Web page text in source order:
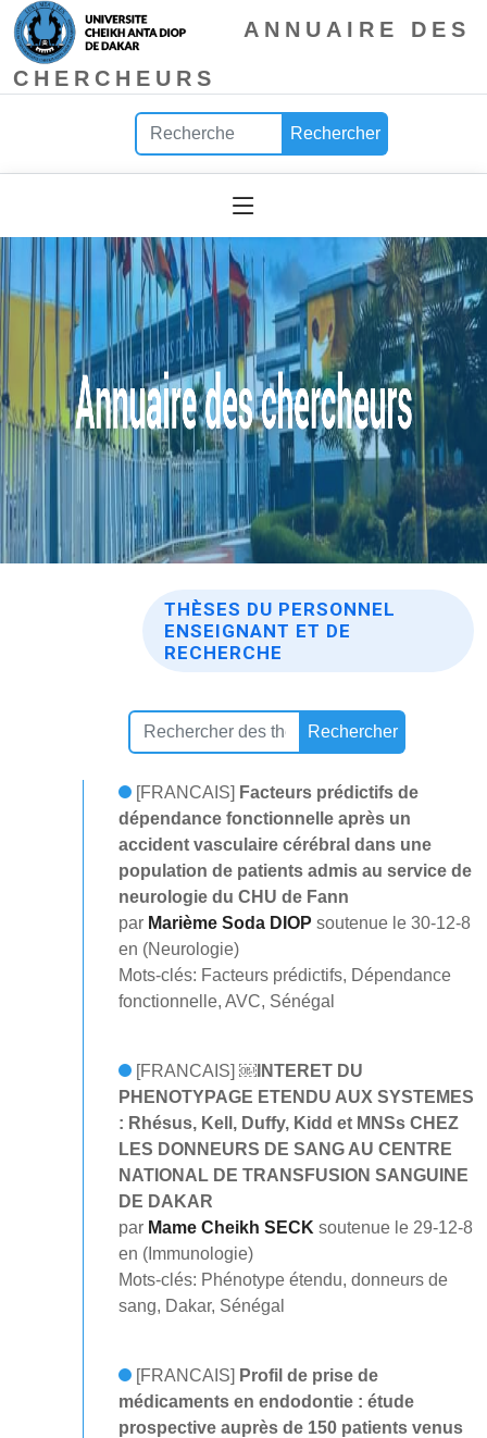
ANNUAIRE DES
CHERCHEURS
Rechercher
THÈSES DU PERSONNEL
ENSEIGNANT ET DE
RECHERCHE
Rechercher
[FRANCAIS] Facteurs prédictifs de
dépendance fonctionnelle après un
accident vasculaire cérébral dans une
population de patients admis au service de
neurologie du CHU de Fann
par Marième Soda DIOP soutenue le 30-12-8
en (Neurologie)
Mots-clés: Facteurs prédictifs, Dépendance
fonctionnelle, AVC, Sénégal
[FRANCAIS] ￼INTERET DU
PHENOTYPAGE ETENDU AUX SYSTEMES
: Rhésus, Kell, Duffy, Kidd et MNSs CHEZ
LES DONNEURS DE SANG AU CENTRE
NATIONAL DE TRANSFUSION SANGUINE
DE DAKAR
par Mame Cheikh SECK soutenue le 29-12-8
en (Immunologie)
Mots-clés: Phénotype étendu, donneurs de
sang, Dakar, Sénégal
[FRANCAIS] Profil de prise de
médicaments en endodontie : étude
prospective auprès de 150 patients venus